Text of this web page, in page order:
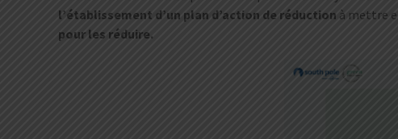
l’établissement d’un plan d’action de réduction à mettre
pour les réduire.